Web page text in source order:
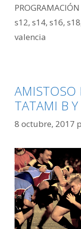
s12, s14, s16, s18
valencia
AMISTOSO
TATAMI B
8 octubre, 2017